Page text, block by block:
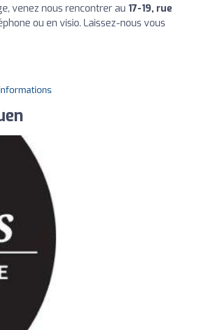
venez nous rencontrer au 17-19, rue
ou en visio. Laissez-nous vous